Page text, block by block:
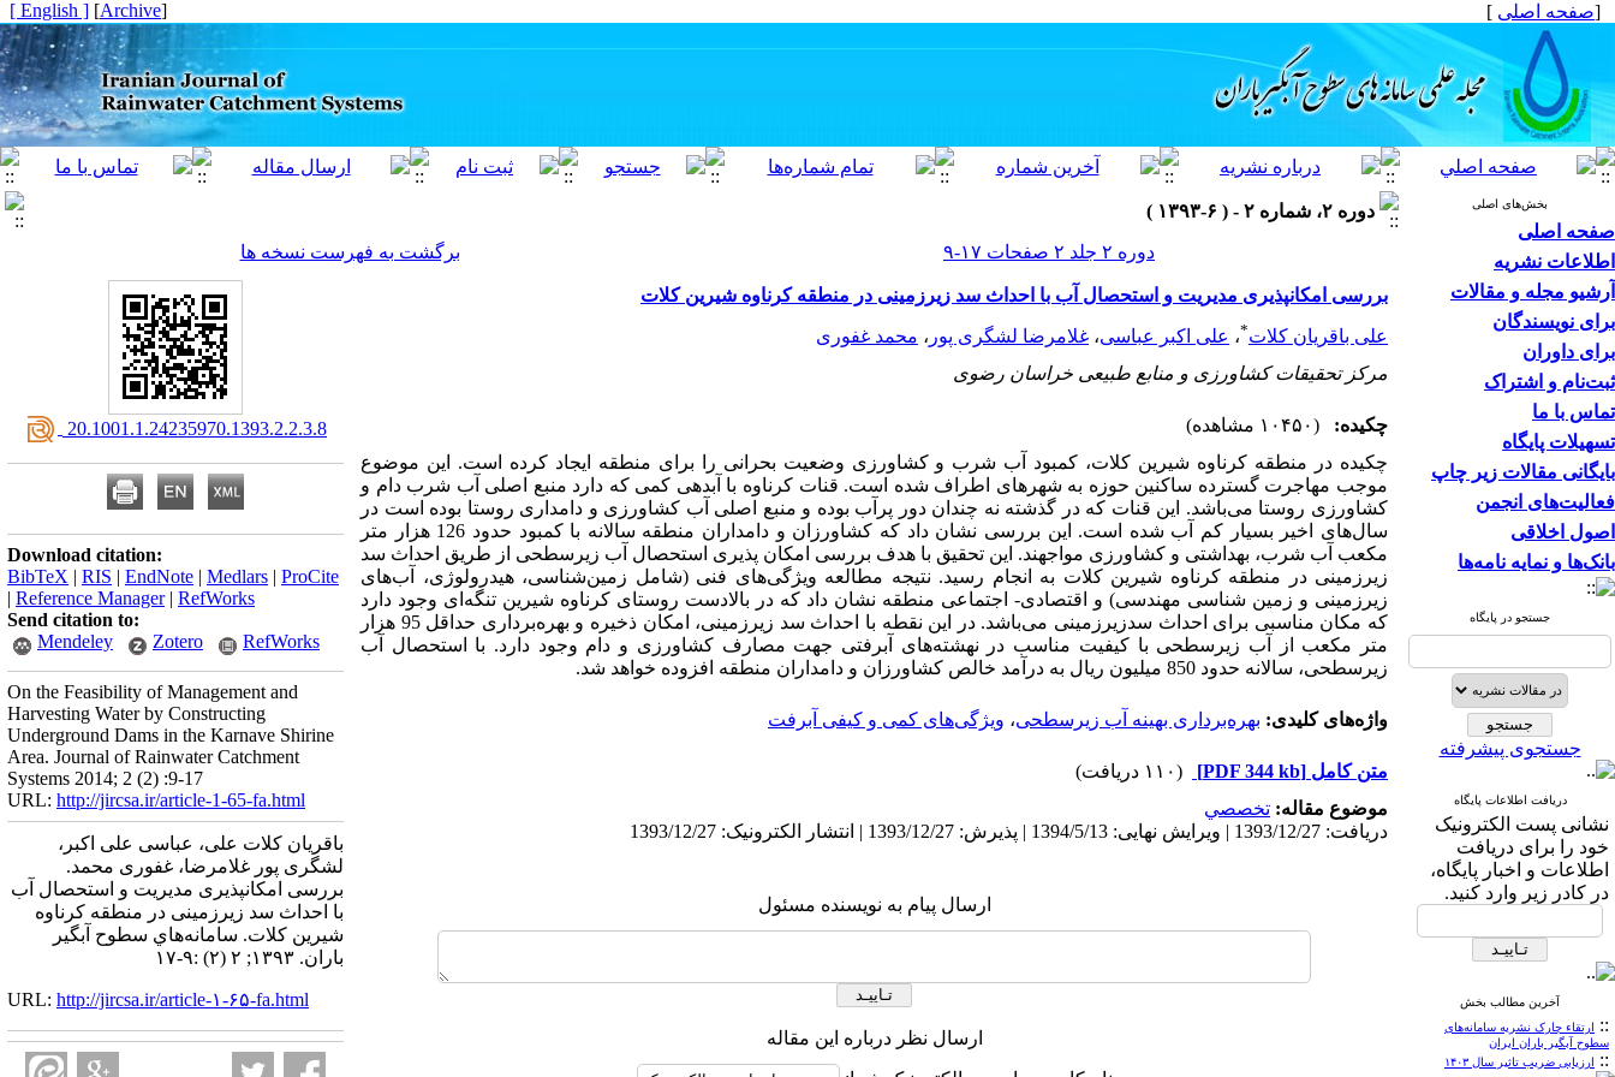
[صفحه اصلی ]
[
Archive
]
[ English ]
بخش‌های اصلی
صفحه اصلی
اطلاعات نشریه
آرشیو مجله و مقالات
برای نویسندگان
برای داوران
ثبت‌نام و اشتراک
تماس با ما
تسهیلات پایگاه
بایگانی مقالات زیر چاپ
فعالیت‌های انجمن
اصول اخلاقی
بانک‌ها و نمایه نامه‌ها
جستجو در پایگاه
جستجوی پیشرفته
دریافت اطلاعات پایگاه
نشانی پست الکترونیک
خود را برای دریافت
اطلاعات و اخبار پایگاه،
در کادر زیر وارد کنید.
آخرین مطالب بخش
:: ارتقاء چارک نشریه سامانه‌های
سطوح آبگیر باران ایران
:: ارزیابی ضریب تاثیر سال ۱۴۰۳
دوره ۲، شماره ۲ - ( ۶-۱۳۹۳ )
دوره ۲ جلد ۲ صفحات ۱۷-۹
برگشت به فهرست نسخه ها
بررسی امکانپذیری مدیریت و استحصال آب با احداث سد زیرزمینی در منطقه کرناوه شیرین کلات
علی باقریان کلات*، علی اکبر عباسی، غلامرضا لشگری پور ، محمد غفوری
مرکز تحقیقات کشاورزی و منابع طبیعی خراسان رضوی
چکیده:
(۱۰۴۵۰ مشاهده)
چکیده در منطقه کرناوه شیرین کلات، کمبود آب شرب و کشاورزی وضعیت بحرانی را برای منطقه ایجاد کرده است. این موضوع
موجب مهاجرت گسترده ساکنین حوزه به شهرهای اطراف شده است. قنات کرناوه با آبدهی کمی که دارد منبع اصلی آب شرب دام و
کشاورزی روستا می‌باشد. این قنات که در گذشته نه چندان دور پرآب بوده و منبع اصلی آب کشاورزی و دامداری روستا بوده است در
سال‌های اخیر بسیار کم آب شده است. این بررسی نشان داد که کشاورزان و دامداران منطقه سالانه با کمبود حدود 126 هزار متر
مکعب آب شرب، بهداشتی و کشاورزی مواجهند. این تحقیق با هدف بررسی امکان پذیری استحصال آب زیرسطحی از طریق احداث سد
زیرزمینی در منطقه کرناوه شیرین کلات به انجام رسید. نتیجه مطالعه ویژگی‌های فنی (شامل زمین‌شناسی، هیدرولوژی، آب‌های
زیرزمینی و زمین شناسی مهندسی) و اقتصادی- اجتماعی منطقه نشان داد که در بالادست روستای کرناوه شیرین تنگه‌ای وجود دارد
که مکان مناسبی برای احداث سدزیرزمینی می‌باشد. در این نقطه با احداث سد زیرزمینی، امکان ذخیره و بهره‌برداری حداقل 95 هزار
متر مکعب از آب زیرسطحی با کیفیت مناسب در نهشته‌های آبرفتی جهت مصارف کشاورزی و دام وجود دارد. با استحصال آب
زیرسطحی، سالانه حدود 850 میلیون ریال به درآمد خالص کشاورزان و دامداران منطقه افزوده خواهد شد.
واژه‌های کلیدی: بهره‌برداری بهینه آب زیرسطحی، ویژگی‌های کمی و کیفی آبرفت
متن کامل [PDF 344 kb]
(۱۱۰ دریافت)
موضوع مقاله: تخصصي
دریافت: 1393/12/27 | ویرایش نهایی: 1394/5/13 | پذیرش: 1393/12/27 | انتشار الکترونیک: 1393/12/27
ارسال پیام به نویسنده مسئول
ارسال نظر درباره این مقاله
‎ 20.1001.1.24235970.1393.2.2.3.8
Download citation:
BibTeX | RIS | EndNote | Medlars | ProCite
| Reference Manager| RefWorks
Send citation to:
Mendeley
Zotero RefWorks
On the Feasibility of Management and
Harvesting Water by Constructing
Underground Dams in the Karnave Shirine
Area. Journal of Rainwater Catchment
Systems 2014; 2 (2) :9-17
URL: http://jircsa.ir/article-1-65-fa.html
باقریان کلات علی، عباسی علی اکبر،
لشگری پور غلامرضا، غفوری محمد.
بررسی امکانپذیری مدیریت و استحصال آب
با احداث سد زیرزمینی در منطقه کرناوه
شیرین کلات. سامانه‌هاي سطوح آبگير
باران. ۱۳۹۳; ۲ (۲) :۹-۱۷
URL: http://jircsa.ir/article-۱-۶۵-fa.html